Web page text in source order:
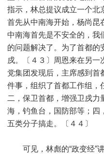
指示，林总提议成立一个北
首先从中南海开始，杨尚昆
中南海首先是不安全的，我
的问题解决了。为了首都的
戍。〔４３〕周恩来在另一
党集团发现后，主席感到首
件事，组织了首都工作组，
二，保卫首都，增强卫戍
海，钓鱼台，国防部等；四
五类分子搞走。〔４４〕
可见，林彪的“政变经”讲